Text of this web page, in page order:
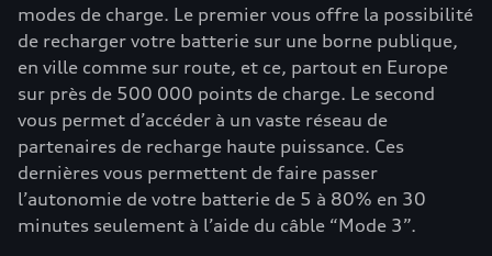
modes de charge. Le premier vous offre la possibilité
de recharger votre batterie sur une borne publique,
en ville comme sur route, et ce, partout en Europe
sur près de 500 000 points de charge. Le second
vous permet d’accéder à un vaste réseau de
partenaires de recharge haute puissance. Ces
dernières vous permettent de faire passer
l’autonomie de votre batterie de 5 à 80% en 30
minutes seulement à l’aide du câble “Mode 3”.